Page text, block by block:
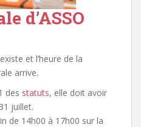
d’ASSO
et l’heure de la
arrive.
des statuts, elle doit avoir
juillet.
de 14h00 à 17h00 sur la